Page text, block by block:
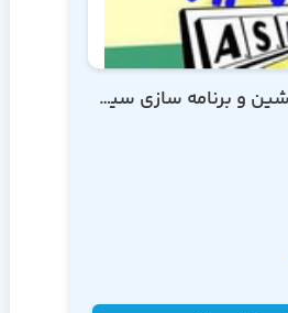
آموزش زبان ماشین و برنامه سازی سیستم